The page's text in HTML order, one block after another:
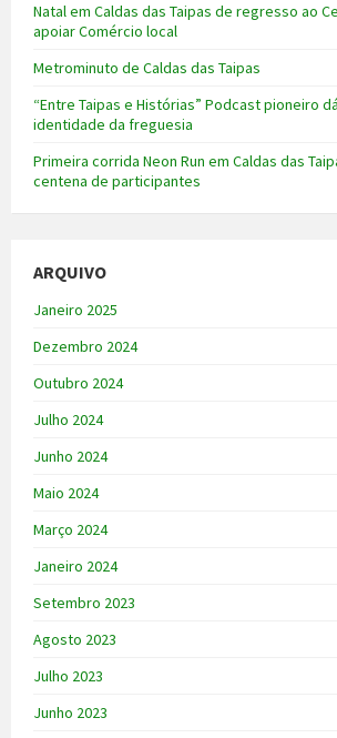
Natal em Caldas das Taipas de regresso ao
apoiar Comércio local
Metrominuto de Caldas das Taipas
“Entre Taipas e Histórias” Podcast pioneiro
identidade da freguesia
Primeira corrida Neon Run em Caldas das
centena de participantes
ARQUIVO
Janeiro 2025
Dezembro 2024
Outubro 2024
Julho 2024
Junho 2024
Maio 2024
Março 2024
Janeiro 2024
Setembro 2023
Agosto 2023
Julho 2023
Junho 2023